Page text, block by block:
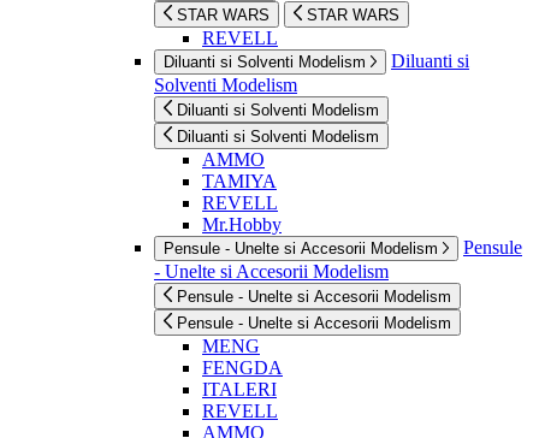
STAR WARS STAR WARS
REVELL
Diluanti si Solventi Modelism
Diluanti si
Solventi Modelism
Diluanti si Solventi Modelism
Diluanti si Solventi Modelism
AMMO
TAMIYA
REVELL
Mr.Hobby
Pensule - Unelte si Accesorii Modelism
Pensule
- Unelte si Accesorii Modelism
Pensule - Unelte si Accesorii Modelism
Pensule - Unelte si Accesorii Modelism
MENG
FENGDA
ITALERI
REVELL
AMMO